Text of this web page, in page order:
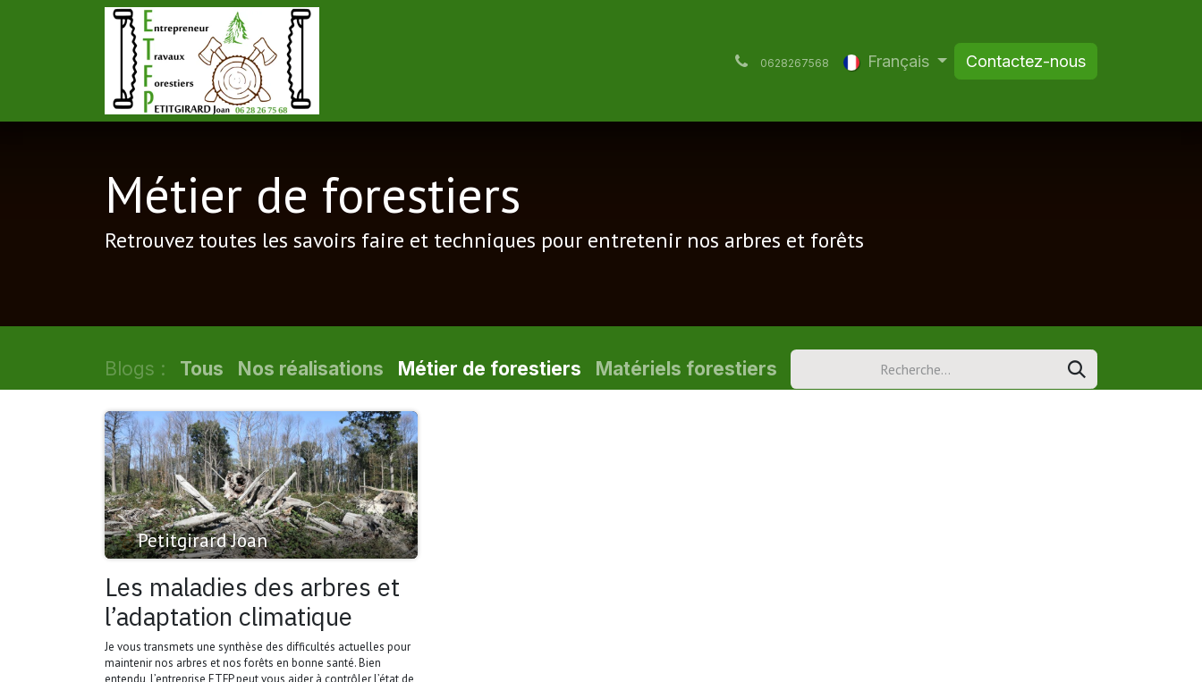
Se rendre au contenu
À propos de nous
0628267568 Français Contactez-nous
Métier de forestiers
Retrouvez toutes les savoirs faire et techniques pour entretenir nos arbres et forêts
Blogs : Tous Nos réalisations Métier de forestiers Matériels forestiers
Petitgirard Joan
Les maladies des arbres et
l’adaptation climatique
Je vous transmets une synthèse des difficultés actuelles pour
maintenir nos arbres et nos forêts en bonne santé. Bien
entendu, l’entreprise ETFP peut vous aider à contrôler l’état de